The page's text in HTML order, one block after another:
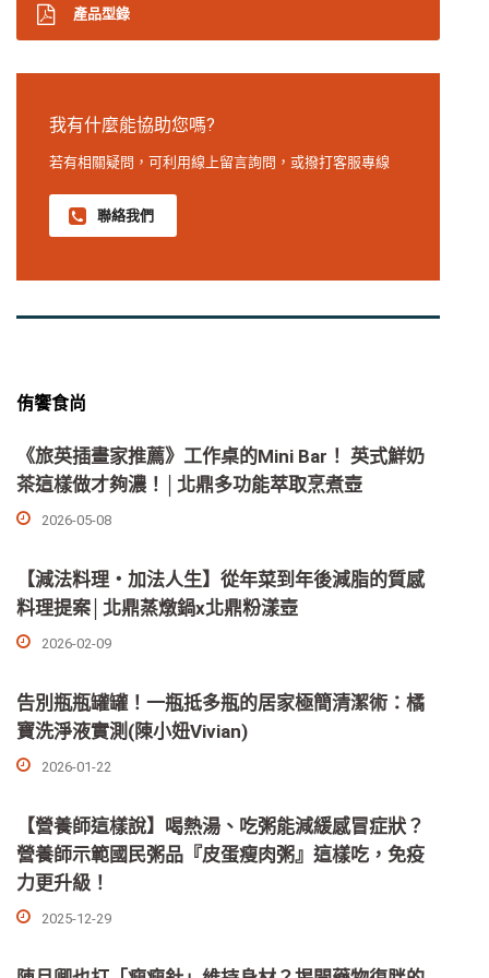
產品型錄
我有什麼能協助您嗎?
若有相關疑問，可利用線上留言詢問，或撥打客服專線
聯絡我們
侑饗食尚
《旅英插畫家推薦》工作桌的Mini Bar！ 英式鮮奶
茶這樣做才夠濃！│北鼎多功能萃取烹煮壺
2026-05-08
【減法料理・加法人生】從年菜到年後減脂的質感
料理提案│北鼎蒸燉鍋x北鼎粉漾壺
2026-02-09
告別瓶瓶罐罐！一瓶抵多瓶的居家極簡清潔術：橘
寶洗淨液實測(陳小妞Vivian)
2026-01-22
【營養師這樣說】喝熱湯、吃粥能減緩感冒症狀？
營養師示範國民粥品『皮蛋瘦肉粥』這樣吃，免疫
力更升級！
2025-12-29